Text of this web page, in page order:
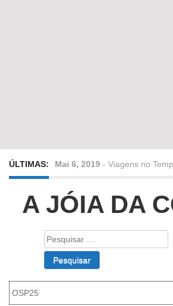
ÚLTIMAS: Mai 6, 2019 - Viagens no
Abr 24, 2019 -Diz-me a
Fev 22, 2019
Roriz
A JÓIA DA
Pesquisar
por: